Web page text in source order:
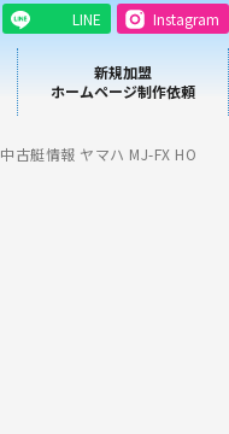
LINE Instagram
新規加盟
ホームページ制作依頼
中古艇情報 ヤマハ MJ-FX HO